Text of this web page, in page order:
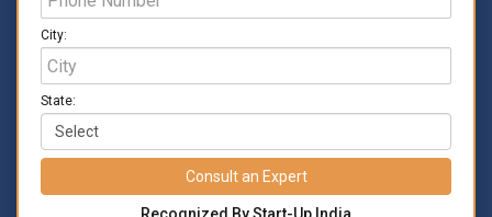
City:
State:
Consult an Expert